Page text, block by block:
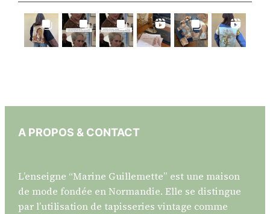
A PROPOS & CONTACT
L’enseigne “Marine Guillemette” est une maison
de mode fondée en Normandie. Elle se distingue
par l’utilisation de tapisseries vintage comme